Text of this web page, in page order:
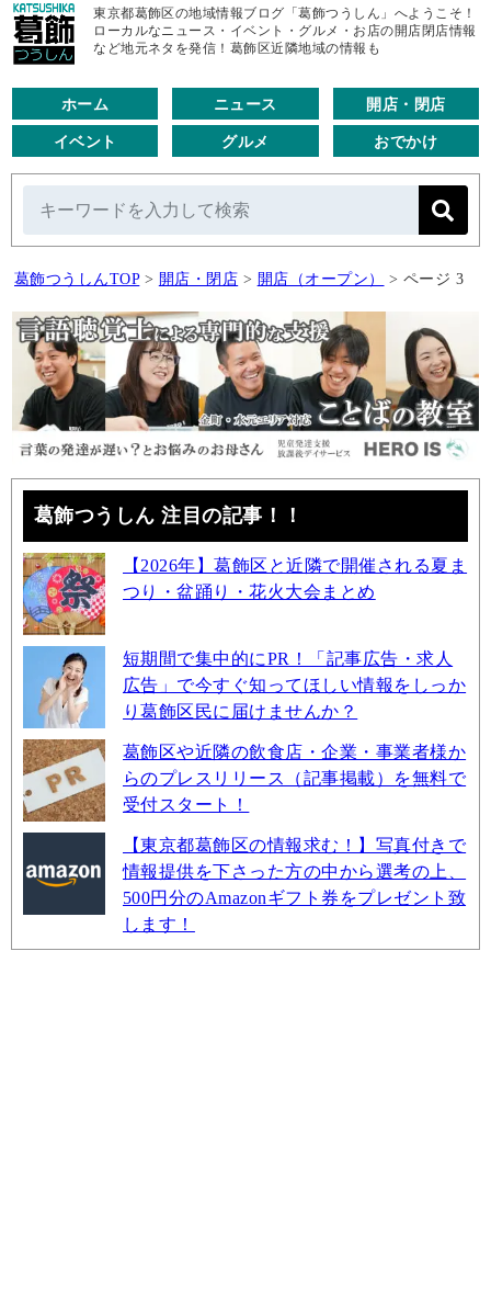
東京都葛飾区の地域情報ブログ「葛飾つうしん」へようこそ！
ローカルなニュース・イベント・グルメ・お店の開店閉店情報
など地元ネタを発信！葛飾区近隣地域の情報も
ホーム ニュース 開店・閉店
イベント グルメ おでかけ
葛飾つうしんTOP > 開店・閉店 > 開店（オープン） > ページ 3
葛飾つうしん 注目の記事！！
【2026年】葛飾区と近隣で開催される夏ま
つり・盆踊り・花火大会まとめ
短期間で集中的にPR！「記事広告・求人
広告」で今すぐ知ってほしい情報をしっか
り葛飾区民に届けませんか？
葛飾区や近隣の飲食店・企業・事業者様か
らのプレスリリース（記事掲載）を無料で
受付スタート！
【東京都葛飾区の情報求む！】写真付きで
情報提供を下さった方の中から選考の上、
500円分のAmazonギフト券をプレゼント致
します！